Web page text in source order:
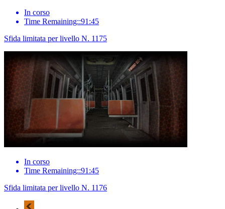
In corso
Time Remaining::91:45
Sfida limitata per livello N. 1175
In corso
Time Remaining::91:45
Sfida limitata per livello N. 1176